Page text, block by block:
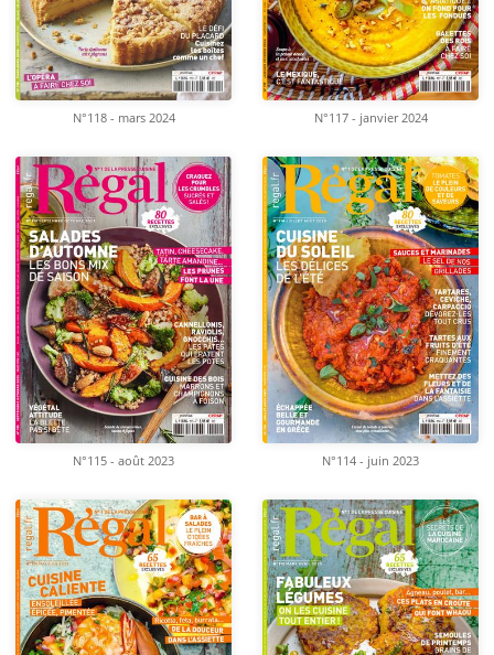
N°118 - mars 2024 N°117 - janvier 2024
N°115 - août 2023 N°114 - juin 2023